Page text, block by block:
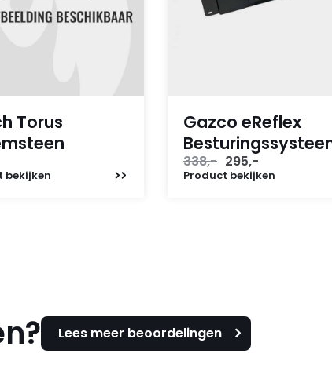
Torus
bekijken
Gazco eReflex
338,- Oorspronkelijke
prijs
295,-
prijs
Product bekijken
Lees meer beoordelingen